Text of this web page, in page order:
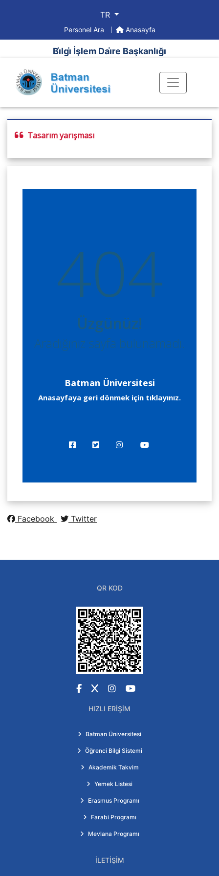
TR
Personel Ara Anasayfa
Bi̇lgi̇ İşlem Dai̇re Başkanlığı
Tasarım yarışması
Facebook Twitter
QR KOD
Facebook
X Instagram
YouTube
HIZLI ERIŞIM
Batman Üniversitesi
Öğrenci Bilgi Sistemi
Akademik Takvim
Yemek Listesi
Erasmus Programı
Farabi Programı
Mevlana Programı
İLETIŞIM